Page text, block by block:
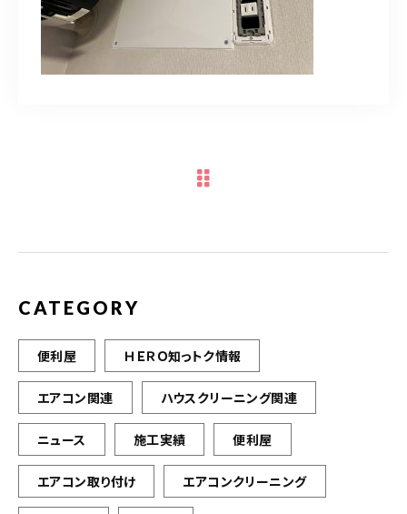
CATEGORY
便利屋 ＨＥＲＯ知っトク情報
エアコン関連 ハウスクリーニング関連
ニュース 施工実績 便利屋
エアコン取り付け エアコンクリーニング
080-9122-1616
受付時間 08：00～19：00